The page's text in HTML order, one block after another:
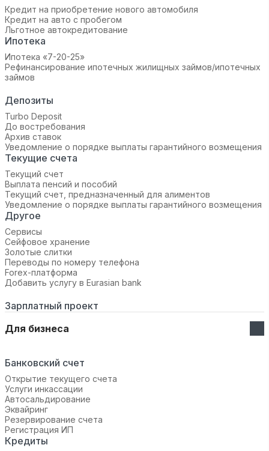
Кредит на приобретение нового автомобиля
Кредит на авто с пробегом
Льготное автокредитование
Ипотека
Ипотека «7-20-25»‬
Рефинансирование ипотечных жилищных займов/ипотечных
займов
Депозиты
Turbo Deposit
До востребования
Архив ставок
Уведомление о порядке выплаты гарантийного возмещения
Текущие счета
Текущий счет
Выплата пенсий и пособий
Текущий счет, предназначенный для алиментов
Уведомление о порядке выплаты гарантийного возмещения
Другое
Сервисы
Сейфовое хранение
Золотые слитки
Переводы по номеру телефона
Forex-платформа
Добавить услугу в Eurasian bank
Зарплатный проект
Для бизнеса
Банковский счет
Открытие текущего счета
Услуги инкассации
Автосальдирование
Эквайринг
Резервирование счета
Регистрация ИП
Кредиты